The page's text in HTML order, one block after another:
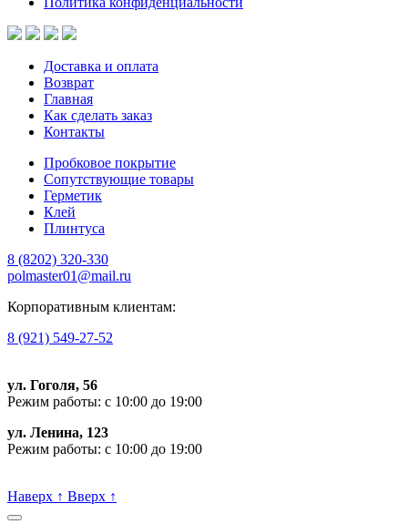
Доставка и оплата
Возврат
Главная
Как сделать заказ
Контакты
Пробковое покрытие
Сопутствующие товары
Герметик
Клей
Плинтуса
8 (8202) 320-330
polmaster01@mail.ru
Корпоративным клиентам:
8 (921) 549-27-52
ул. Гоголя, 56
Режим работы: с 10:00 до 19:00
ул. Ленина, 123
Режим работы: с 10:00 до 19:00
Наверх ↑ Вверх ↑